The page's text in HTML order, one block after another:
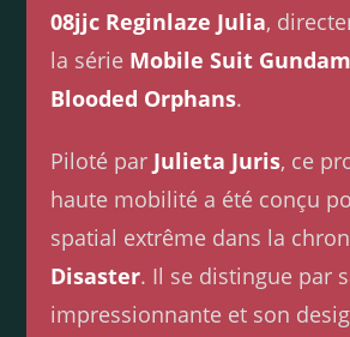
08jjc Reginlaze Julia,
la série Mobile Suit
Blooded Orphans.
Piloté par Julieta Juris, ce
haute mobilité a été conçu
spatial extrême dans la
Disaster. Il se distingue par
impressionnante et son